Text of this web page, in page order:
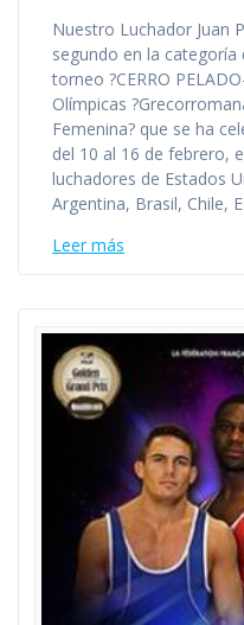
Nuestro Luchador Juan
segundo en la
torneo ?CERRO
Olímpicas
Femenina? que se ha
del 10 al 16 de febrero,
luchadores de Estados
Argentina, Brasil, Chile,
Leer más